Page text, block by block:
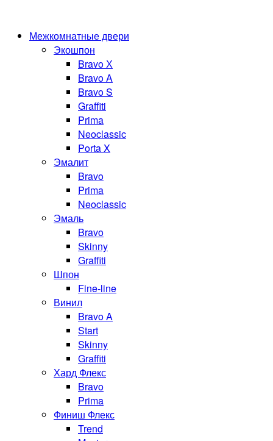
Межкомнатные двери
Экошпон
Bravo Х
Bravo A
Bravo S
Graffiti
Prima
Neoclassic
Porta X
Эмалит
Bravo
Prima
Neoclassic
Эмаль
Bravo
Skinny
Graffiti
Шпон
Fine-line
Винил
Bravo A
Start
Skinny
Graffiti
Хард Флекс
Bravo
Prima
Финиш Флекс
Trend